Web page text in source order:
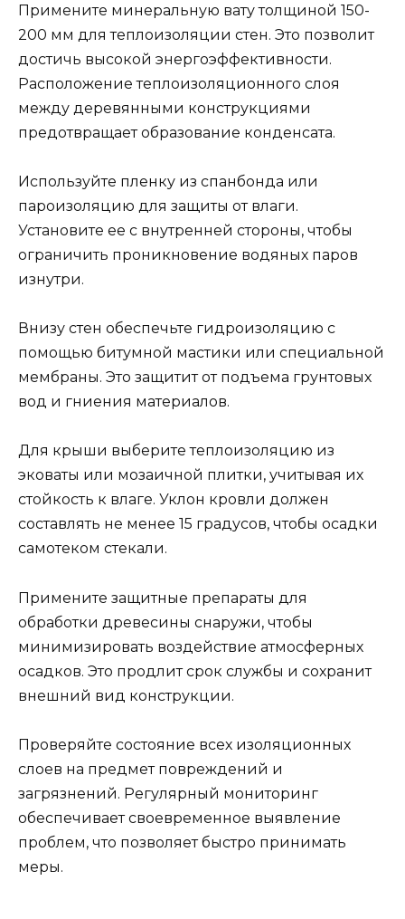
Примените минеральную вату толщиной 150-
200 мм для теплоизоляции стен. Это позволит
достичь высокой энергоэффективности.
Расположение теплоизоляционного слоя
между деревянными конструкциями
предотвращает образование конденсата.
Используйте пленку из спанбонда или
пароизоляцию для защиты от влаги.
Установите ее с внутренней стороны, чтобы
ограничить проникновение водяных паров
изнутри.
Внизу стен обеспечьте гидроизоляцию с
помощью битумной мастики или специальной
мембраны. Это защитит от подъема грунтовых
вод и гниения материалов.
Для крыши выберите теплоизоляцию из
эковаты или мозаичной плитки, учитывая их
стойкость к влаге. Уклон кровли должен
составлять не менее 15 градусов, чтобы осадки
самотеком стекали.
Примените защитные препараты для
обработки древесины снаружи, чтобы
минимизировать воздействие атмосферных
осадков. Это продлит срок службы и сохранит
внешний вид конструкции.
Проверяйте состояние всех изоляционных
слоев на предмет повреждений и
загрязнений. Регулярный мониторинг
обеспечивает своевременное выявление
проблем, что позволяет быстро принимать
меры.